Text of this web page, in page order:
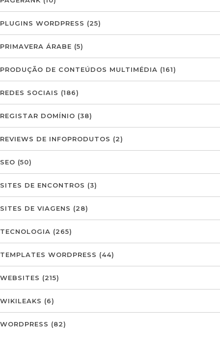
PLUGINS WORDPRESS (25)
PRIMAVERA ÁRABE (5)
PRODUÇÃO DE CONTEÚDOS MULTIMÉDIA (161)
REDES SOCIAIS (186)
REGISTAR DOMÍNIO (38)
REVIEWS DE INFOPRODUTOS (2)
SEO (50)
SITES DE ENCONTROS (3)
SITES DE VIAGENS (28)
TECNOLOGIA (265)
TEMPLATES WORDPRESS (44)
WEBSITES (215)
WIKILEAKS (6)
WORDPRESS (82)